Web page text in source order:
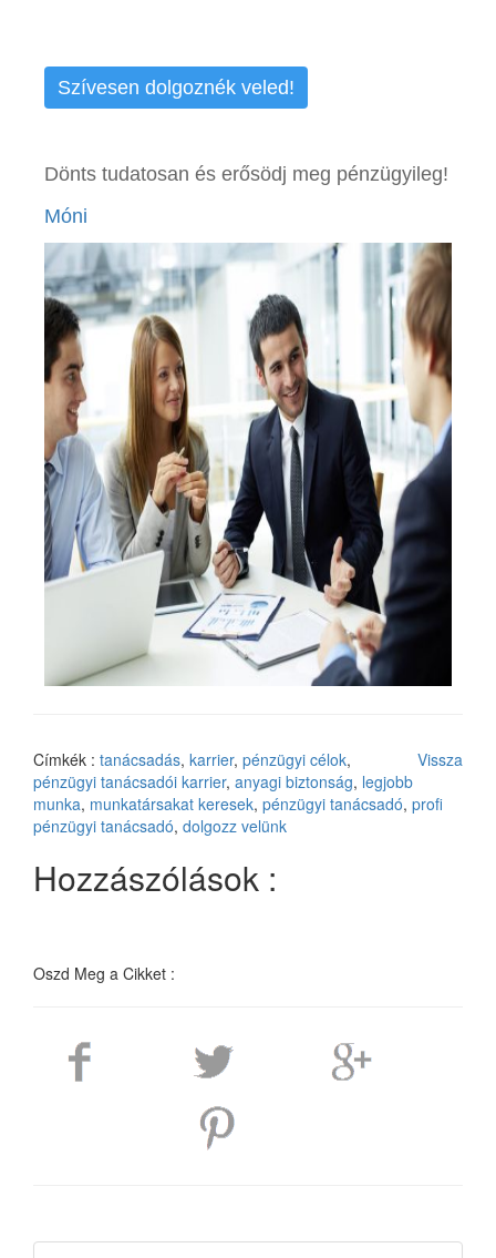
Szívesen dolgoznék veled!
Dönts tudatosan és erősödj meg pénzügyileg!
Móni
Vissza
Címkék : tanácsadás, karrier, pénzügyi célok,
pénzügyi tanácsadói karrier, anyagi biztonság, legjobb
munka, munkatársakat keresek, pénzügyi tanácsadó, profi
pénzügyi tanácsadó, dolgozz velünk
Hozzászólások :
Oszd Meg a Cikket :